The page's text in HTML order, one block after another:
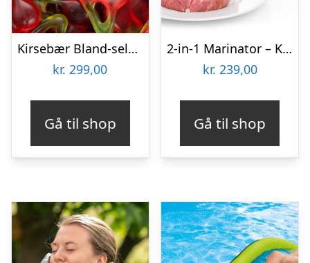
Kirsebær Bland-selv slik i kasser 2,4 kg
kr. 299,00
Gå til shop
2-in-1 Marinator – KitchPro
kr. 239,00
Gå til shop